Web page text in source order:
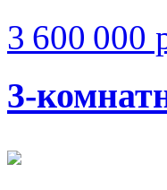
3 600 000
3-